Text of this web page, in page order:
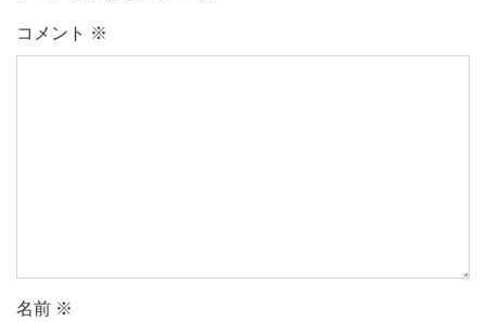
コメント ※
名前 ※